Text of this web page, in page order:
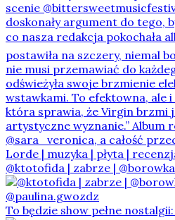
@ktotofida | zabrze |
To będzie show pełne nostalgii: